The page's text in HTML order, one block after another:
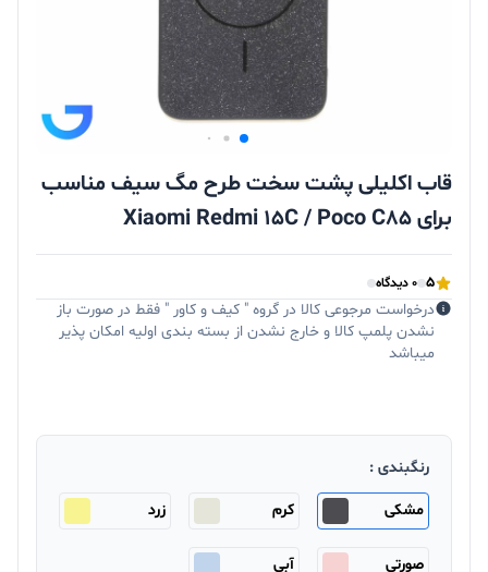
قاب اکلیلی پشت سخت طرح مگ سیف مناسب
برای Xiaomi Redmi 15C / Poco C85
5 0 دیدگاه
درخواست مرجوعی کالا در گروه " کیف و کاور " فقط در صورت باز
نشدن پلمپ کالا و خارج نشدن از بسته بندی اولیه امکان پذیر
میباشد
رنگبندی :
مشکی کرم زرد
صورتی آبی